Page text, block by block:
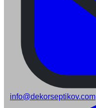
info@dekorseptikov.com